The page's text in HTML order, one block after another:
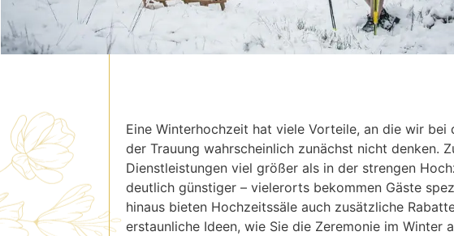
Eine Winterhochzeit hat viele Vorteile, an die wir
der Trauung wahrscheinlich zunächst nicht denken.
Dienstleistungen viel größer als in der strengen
deutlich günstiger – vielerorts bekommen Gäste
hinaus bieten Hochzeitssäle auch zusätzliche
erstaunliche Ideen, wie Sie die Zeremonie im Winter